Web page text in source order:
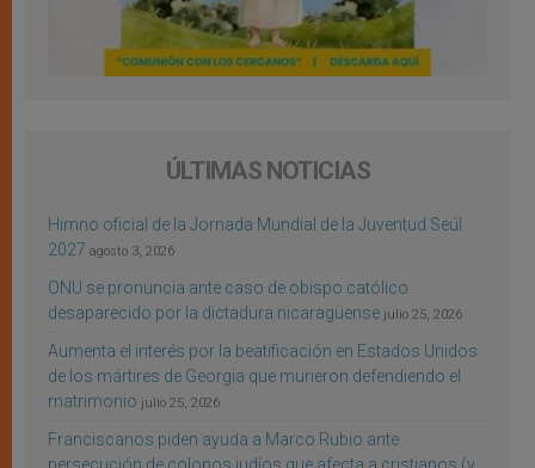
ÚLTIMAS NOTICIAS
Himno oficial de la Jornada Mundial de la Juventud Seúl
2027 agosto 3, 2026
ONU se pronuncia ante caso de obispo católico
desaparecido por la dictadura nicaragüense julio 25, 2026
Aumenta el interés por la beatificación en Estados Unidos
de los mártires de Georgia que murieron defendiendo el
matrimonio julio 25, 2026
Franciscanos piden ayuda a Marco Rubio ante